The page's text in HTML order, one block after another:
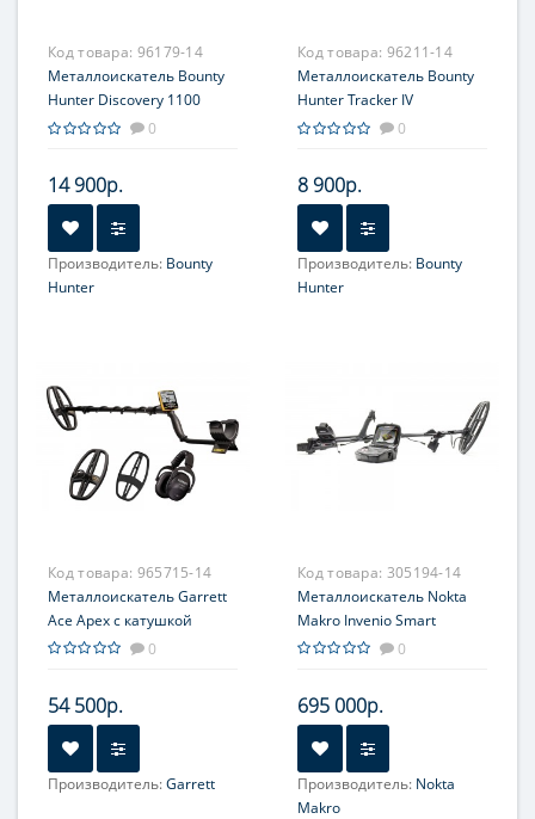
Код товара: 96179-14
Металлоискатель Bounty
Hunter Discovery 1100
0
14 900р.
Производитель: Bounty
Hunter
Код товара: 96211-14
Металлоискатель Bounty
Hunter Tracker IV
0
8 900р.
Производитель: Bounty
Hunter
Код товара: 965715-14
Металлоискатель Garrett
Ace Apex с катушкой
6x11''и наушниками MS-3
0
54 500р.
Производитель:Garrett
Код товара: 305194-14
Металлоискатель Nokta
Makro Invenio Smart
Detector
0
695 000р.
Производитель: Nokta
Makro